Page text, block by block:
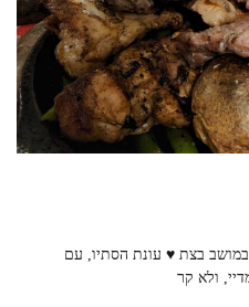
מסעדת שף 300 גרם, במושב בצת ♥ עונת הסתיו, עם
ולא קר